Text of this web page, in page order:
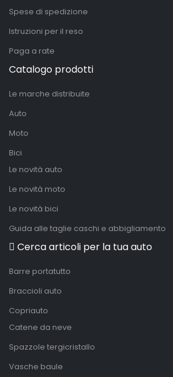
Spese di spedizione
Istruzioni per il reso
Paga a rate
Catalogo prodotti
Le marche distribuite
Auto
Moto
Bici
Le novità auto
Le novità moto
Le novità bici
Guida alle taglie caschi e abbigliamento
Cerca articoli per la tua auto
Barre portatutto
Braccioli auto
Copriauto
Catene da neve
Spazzole tergicristallo
Vasche baule